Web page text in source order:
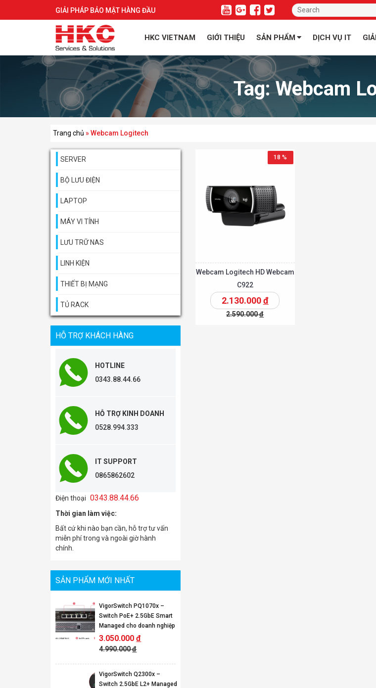
GIẢI PHÁP BẢO MẬT HÀNG ĐẦU
HKC VIETNAM GIỚI THIỆU SẢN PHẨM DỊCH VỤ IT
Tag:Webcam
Trang chủ »Webcam Logitech
SERVER
BỘ LƯU ĐIỆN
LAPTOP
MÁY VI TÍNH
LƯU TRỮ NAS
LINH KIỆN
THIẾT BỊ MẠNG
TỦ RACK
HỖ TRỢ KHÁCH HÀNG
HOTLINE
0343.88.44.66
HỖ TRỢ KINH DOANH
0528.994.333
IT SUPPORT
0865862602
Điện thoại 0343.88.44.66
Thời gian làm việc:
Bất cứ khi nào bạn cần, hỗ trợ tư vấn
miễn phí trong và ngoài giờ hành
chính.
SẢN PHẨM MỚI NHẤT
VigorSwitch PQ1070x –
Switch PoE+ 2.5GbE Smart
Managed cho doanh nghiệp
3.050.000đ
4.990.000đ
VigorSwitch Q2300x –
Switch 2.5GbE L2+ Managed
18 %
Thêm vào giỏ
Webcam Logitech HD Webcam
C922
2.130.000đ
2.590.000đ